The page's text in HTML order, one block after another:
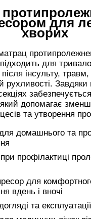
для
хворих
для
інсульту,
рухливості. Завдяки
допомагає
та утворення
домашнього та
профілактиці
для
вдень і вночі
та експлуатації